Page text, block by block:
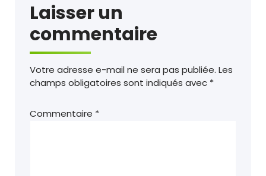
Laisser un
commentaire
Votre adresse e-mail ne sera pas publiée. Les
champs obligatoires sont indiqués avec *
Commentaire *